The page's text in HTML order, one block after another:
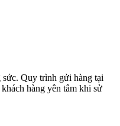
sức. Quy trình gửi hàng tại
hàng yên tâm khi sử